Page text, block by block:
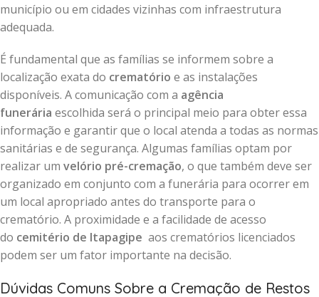
município ou em cidades vizinhas com infraestrutura
adequada.
É fundamental que as famílias se informem sobre a
localização exata do crematório e as instalações
disponíveis. A comunicação com a agência
funerária escolhida será o principal meio para obter essa
informação e garantir que o local atenda a todas as normas
sanitárias e de segurança. Algumas famílias optam por
realizar um velório pré-cremação, o que também deve ser
organizado em conjunto com a funerária para ocorrer em
um local apropriado antes do transporte para o
crematório. A proximidade e a facilidade de acesso
do cemitério de Itapagipe aos crematórios licenciados
podem ser um fator importante na decisão.
Dúvidas Comuns Sobre a Cremação de Restos